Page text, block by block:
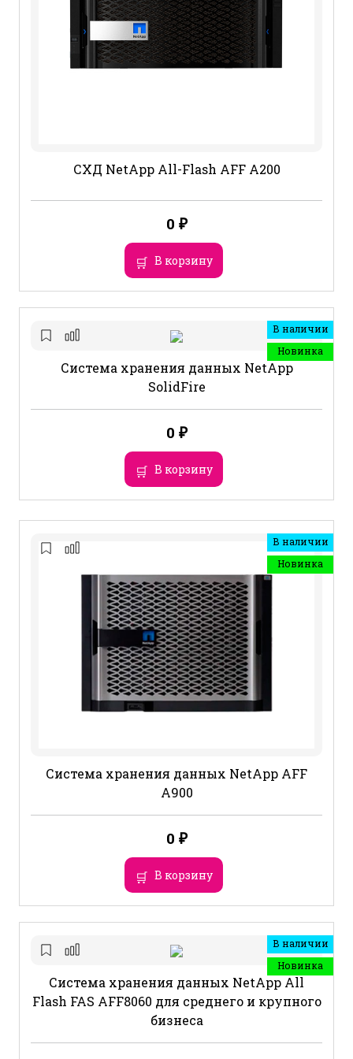
СХД NetApp All-Flash AFF A200
0 ₽
В корзину
В наличии
Новинка
Система хранения данных NetApp
SolidFire
0 ₽
В корзину
В наличии
Новинка
Система хранения данных NetApp AFF
A900
0 ₽
В корзину
В наличии
Новинка
Система хранения данных NetApp All
Flash FAS AFF8060 для среднего и крупного
бизнеса